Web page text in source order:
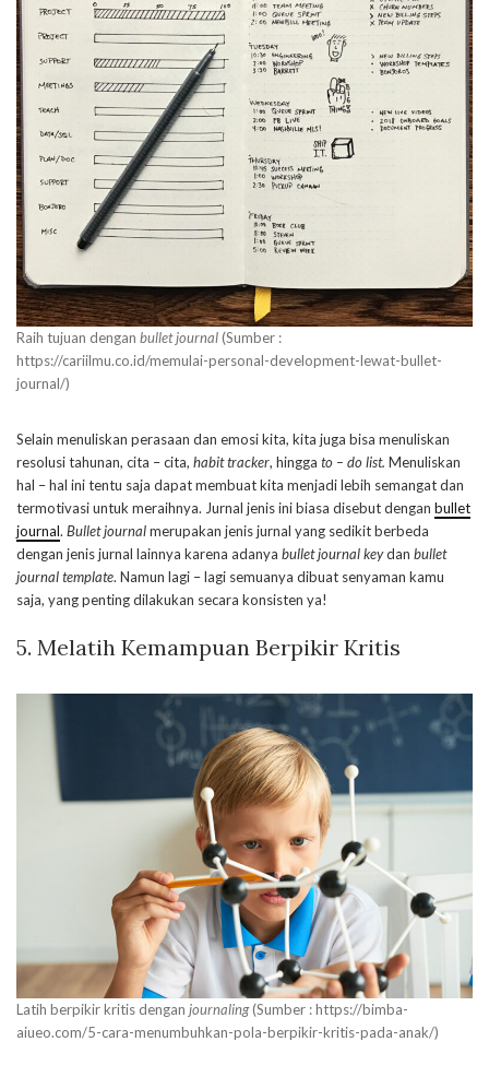
Raih tujuan dengan bullet journal(Sumber :
https://cariilmu.co.id/memulai-personal-development-lewat-bullet-
journal/)
Selain menuliskan perasaan dan emosi kita, kita juga bisa menuliskan
resolusi tahunan, cita – cita, habit tracker, hingga to – do list. Menuliskan
hal – hal ini tentu saja dapat membuat kita menjadi lebih semangat dan
termotivasi untuk meraihnya. Jurnal jenis ini biasa disebut dengan bullet
journal. Bullet journalmerupakan jenis jurnal yang sedikit berbeda
dengan jenis jurnal lainnya karena adanya bullet journal keydan bullet
journal template. Namun lagi – lagi semuanya dibuat senyaman kamu
saja, yang penting dilakukan secara konsisten ya!
5. Melatih Kemampuan Berpikir Kritis
Latih berpikir kritis dengan journaling(Sumber : https://bimba-
aiueo.com/5-cara-menumbuhkan-pola-berpikir-kritis-pada-anak/)